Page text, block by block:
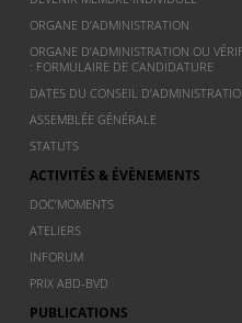
ORGANE D’ADMINISTRATION
ORGANE D’ADMINISTRATION OU
: FORMULAIRE DE CANDIDATURE
DATES DU CONSEIL
ASSEMBLÉE GÉNÉRALE
STATUTS
ACTIVITÉS & ÉVÈNEMENTS
DOC’MOMENTS
ATELIERS
INFORUM
PRIX ABD-BVD
PUBLICATIONS